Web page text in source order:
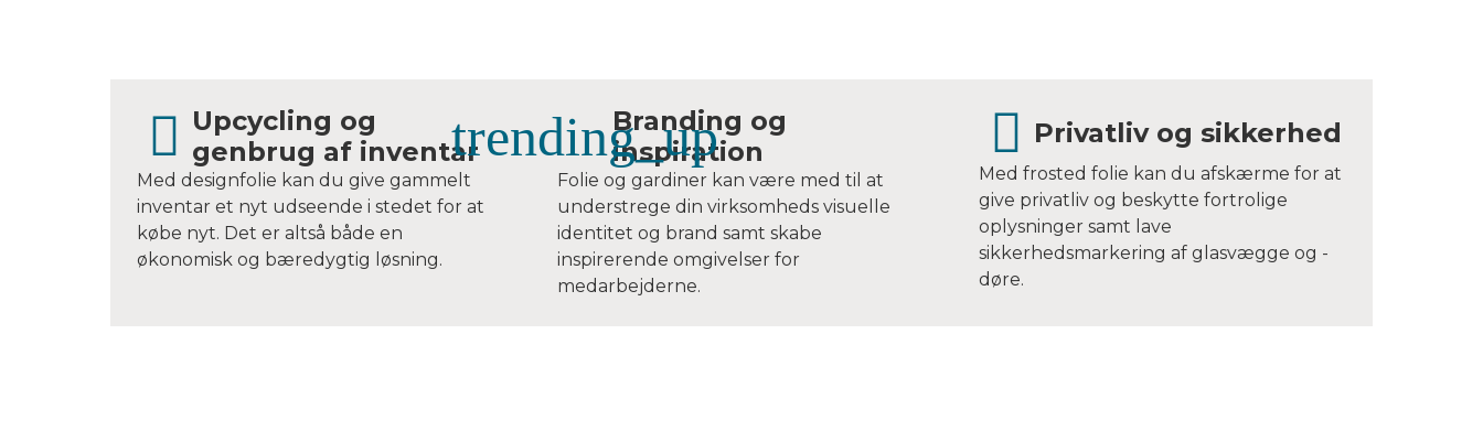
Upcycling og
genbrug af inventar
Med designfolie kan du give gammelt
inventar et nyt udseende i stedet for at
købe nyt. Det er altså både en
økonomisk og bæredygtig løsning.
Branding og
inspiration
Folie og gardiner kan være med til at
understrege din virksomheds visuelle
identitet og brand samt skabe
inspirerende omgivelser for
medarbejderne.
Privatliv og sikkerhed
Med frosted folie kan du afskærme for at
give privatliv og beskytte fortrolige
oplysninger samt lave
sikkerhedsmarkering af glasvægge og -
døre.